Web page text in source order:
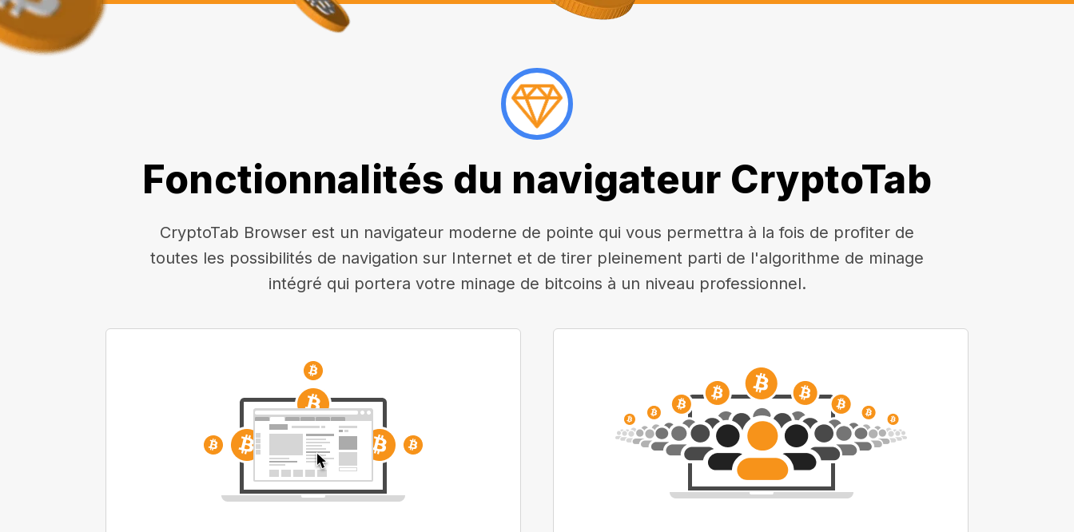
Fonctionnalités du navigateur CryptoTab
CryptoTab Browser est un navigateur moderne de pointe qui vous permettra à la fois de profiter de
toutes les possibilités de navigation sur Internet et de tirer pleinement parti de l'algorithme de minage
intégré qui portera votre minage de bitcoins à un niveau professionnel.